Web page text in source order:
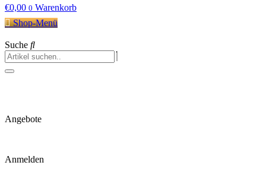
€0,00 0 Warenkorb
Shop-Menü
Suche
Angebote
Anmelden